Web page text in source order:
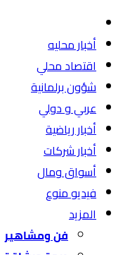
أخبار محليه
اقتصاد محلي
شؤون برلمانية
عربي و دولي
أخبار رياضية
أخبار شركات
أسواق ومال
فيديو منوع
المزيد
فن ومشاهير